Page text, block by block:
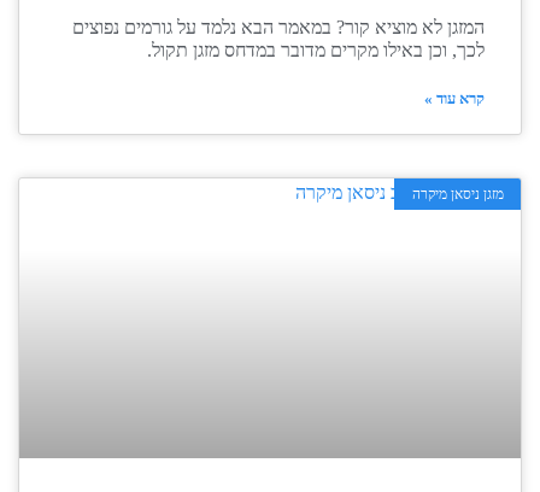
המזגן לא מוציא קור? במאמר הבא נלמד על גורמים נפוצים
לכך, וכן באילו מקרים מדובר במדחס מזגן תקול.
קרא עוד »
מזגן ניסאן מיקרה